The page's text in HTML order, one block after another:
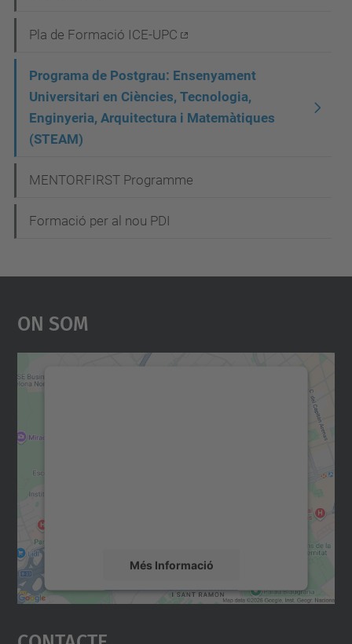
a
v
c
ó
Pla de Formació ICE-UPC
Programa de Postgrau: Ensenyament
Universitari en Ciències, Tecnologia,
Enginyeria, Arquitectura i Matemàtiques
(STEAM)
MENTORFIRST Programme
Formació per al nou PDI
On Som
Més Informació
Accepta
powered by